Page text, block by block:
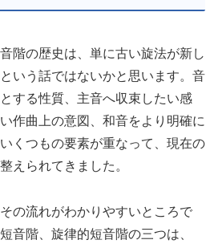
階の歴史は、単に古い旋法が新し
いう話ではないかと思います。音
する性質、主音へ収束したい感
作曲上の意図、和音をより明確に
くつもの要素が重なって、現在の
えられてきました。
の流れがわかりやすいところで
音階、旋律的短音階の三つは、